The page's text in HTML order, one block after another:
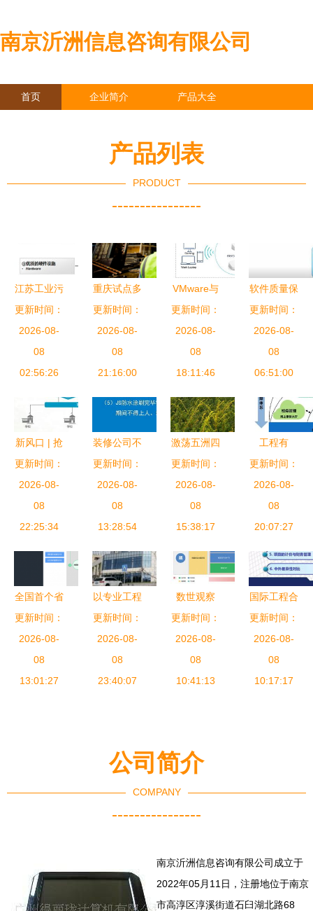
南京沂洲信息咨询有限公司
首页 企业简介 产品大全
产品列表
PRODUCT
----------------
江苏工业污
水处理工程
公司工程管
理服务优化
策略研究
更新时间：
2026-08-
08
02:56:26
重庆试点多
项工程建设
项目审批事
项改革,
减、放、
调、诺”
更新时间：
2026-08-
08
21:16:00
VMware与
亚马逊Eero
联手 远程
工作者的全
家庭无线上
理新体验
更新时间：
2026-08-
08
18:11:46
软件质量保
障方法与项
目管理体系
深度解析
更新时间：
2026-08-
08
06:51:00
新风口 | 抢
食校园市场
看巨头如何
布局智慧教
育工程管理
更新时间：
2026-08-
08
22:25:34
装修公司不
会告诉你的
施工管理体
系都在这里
了 工程管
更新时间：
2026-08-
08
13:28:54
激荡五洲四
海的时代强
音 工程管
理服务的全
球视野与未
更新时间：
2026-08-
08
15:38:17
工程有
位“云先
生”，“数”托
师生好发
展！
更新时间：
2026-08-
08
20:07:27
全国首个省
域全覆盖规
划管理系统
项目荣膺
2019地理
更新时间：
2026-08-
08
13:01:27
以专业工程
管理服务筑
牢城市发展
根基——滕
州市市政工
更新时间：
2026-08-
08
23:40:07
数世观察
亿赛通“分
放管服”数
据安全理念
下的工程管
更新时间：
2026-08-
08
10:41:13
国际工程合
同管理与造
价管控 工
程管理服务
篇
更新时间：
2026-08-
08
10:17:17
公司简介
COMPANY
----------------
南京沂洲信息咨询有限公司成立于
2022年05月11日，注册地位于南京
市高淳区淳溪街道石臼湖北路68